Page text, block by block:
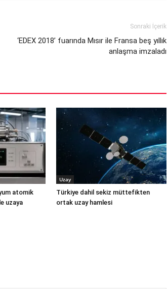
Sonraki İçerik
‘EDEX 2018’ fuarında Mısır ile Fransa beş yıllık
anlaşma imzaladı
atomik
uzaya
Uzay
Türkiye dahil sekiz müttefikten
ortak uzay hamlesi